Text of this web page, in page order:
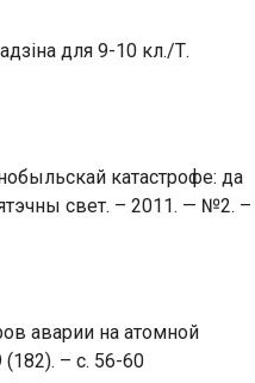
для 9-10 кл./Т.
катастрофе: да
свет. – 2011. — №2. –
аварии на атомной
– с. 56-60